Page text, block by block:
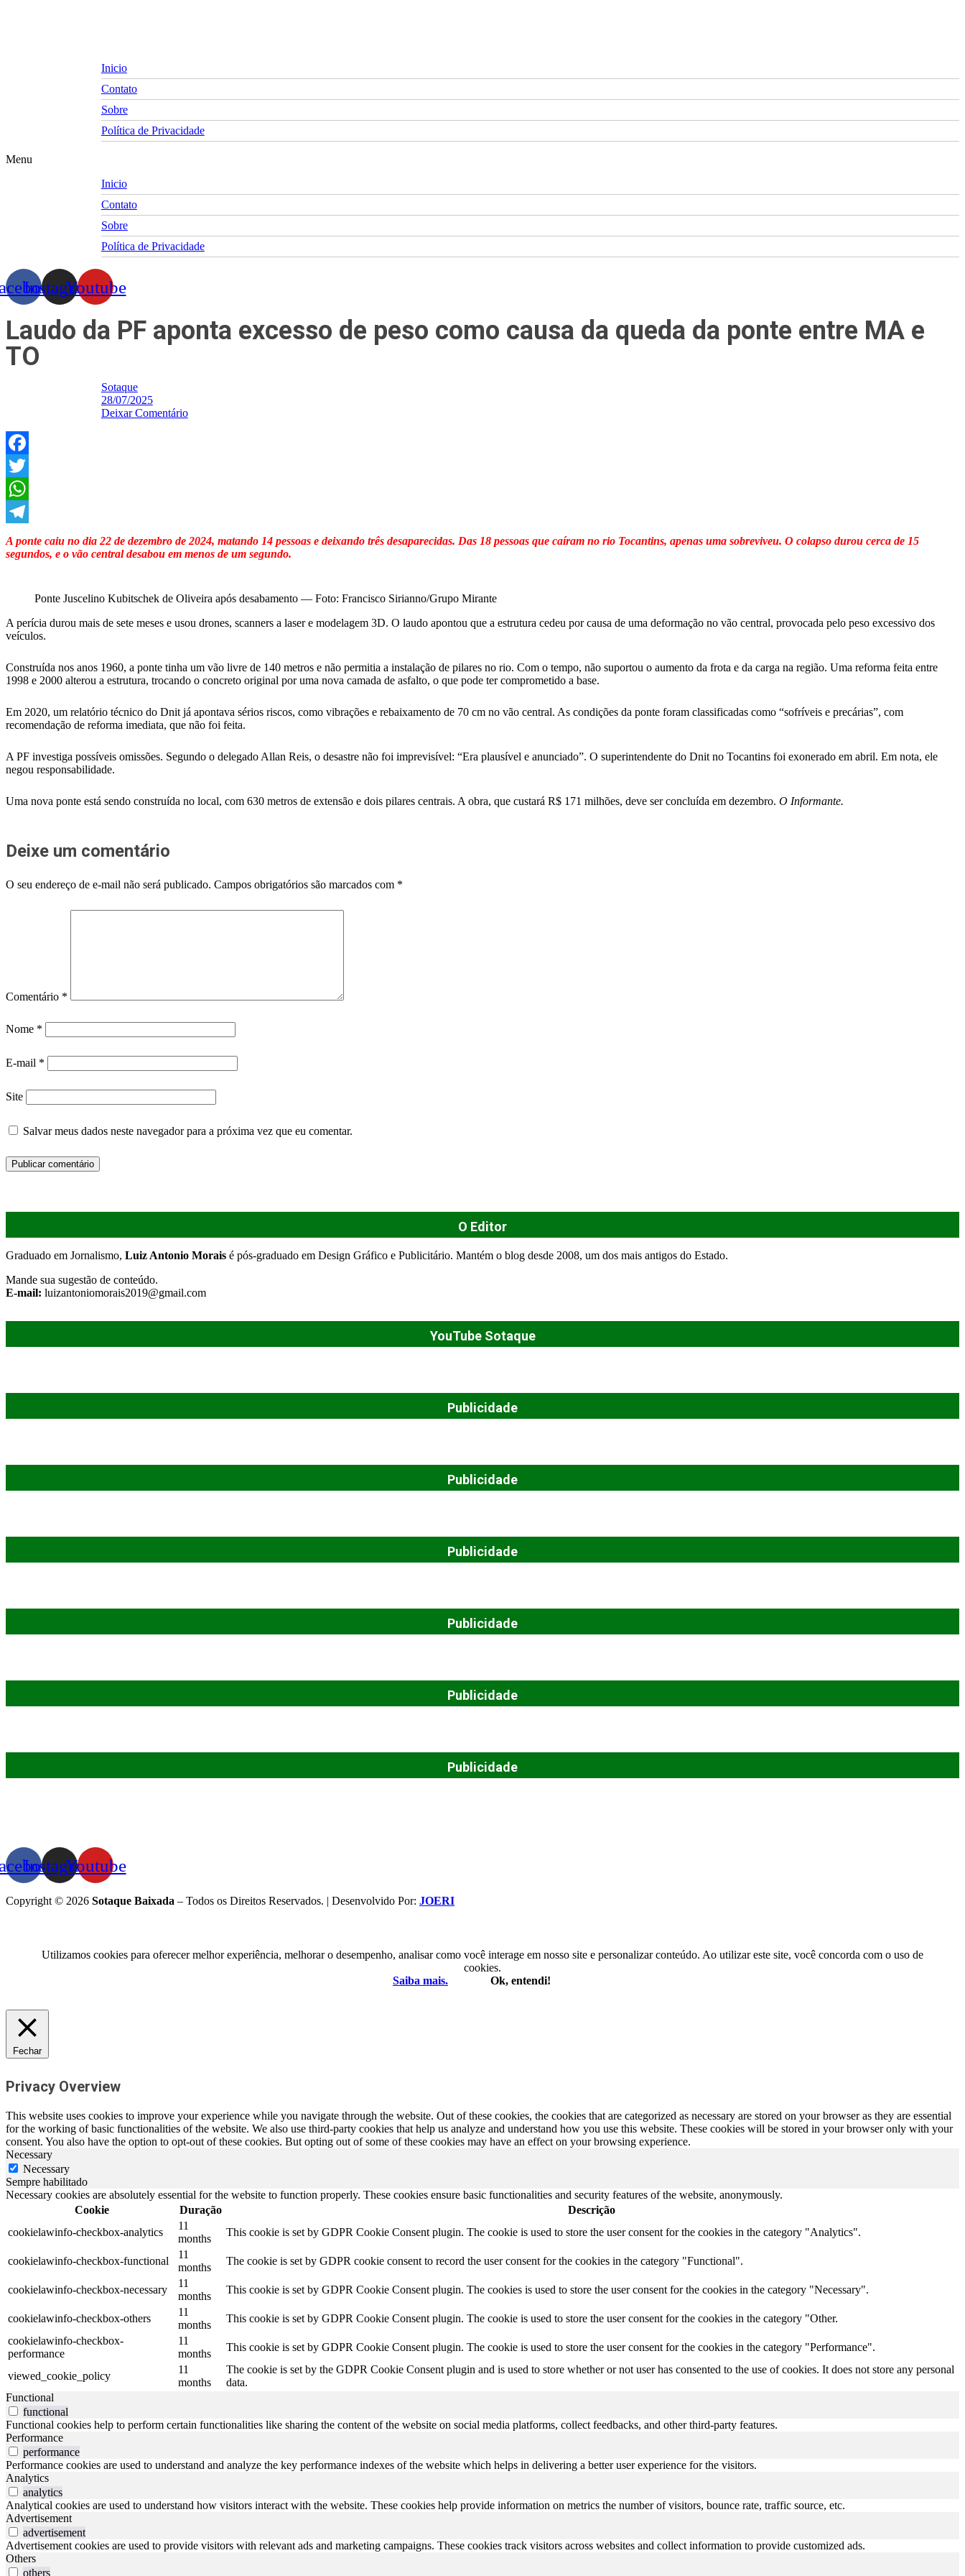
Inicio
Contato
Sobre
Política de Privacidade
Menu
Inicio
Contato
Sobre
Política de Privacidade
InstagramYoutube
Laudo da PF aponta excesso de peso como causa da queda da ponte entre MA e
TO
Sotaque
28/07/2025
Deixar Comentário
Facebook
Twitter
WhatsApp
Telegram
A ponte caiu no dia 22 de dezembro de 2024, matando 14 pessoas e deixando três desaparecidas. Das 18 pessoas que caíram no rio Tocantins, apenas uma sobreviveu. O colapso durou cerca de 15
segundos, e o vão central desabou em menos de um segundo.
Ponte Juscelino Kubitschek de Oliveira após desabamento — Foto: Francisco Sirianno/Grupo Mirante
A perícia durou mais de sete meses e usou drones, scanners a laser e modelagem 3D. O laudo apontou que a estrutura cedeu por causa de uma deformação no vão central, provocada pelo peso excessivo dos
veículos.
Construída nos anos 1960, a ponte tinha um vão livre de 140 metros e não permitia a instalação de pilares no rio. Com o tempo, não suportou o aumento da frota e da carga na região. Uma reforma feita entre
1998 e 2000 alterou a estrutura, trocando o concreto original por uma nova camada de asfalto, o que pode ter comprometido a base.
Em 2020, um relatório técnico do Dnit já apontava sérios riscos, como vibrações e rebaixamento de 70 cm no vão central. As condições da ponte foram classificadas como “sofríveis e precárias”, com
recomendação de reforma imediata, que não foi feita.
A PF investiga possíveis omissões. Segundo o delegado Allan Reis, o desastre não foi imprevisível: “Era plausível e anunciado”. O superintendente do Dnit no Tocantins foi exonerado em abril. Em nota, ele
negou responsabilidade.
Uma nova ponte está sendo construída no local, com 630 metros de extensão e dois pilares centrais. A obra, que custará R$ 171 milhões, deve ser concluída em dezembro. O Informante.
Deixe um comentário
O seu endereço de e-mail não será publicado. Campos obrigatórios são marcados com *
Comentário *
Nome *
E-mail *
Site
Salvar meus dados neste navegador para a próxima vez que eu comentar.
O Editor
Graduado em Jornalismo, Luiz Antonio Morais é pós-graduado em Design Gráfico e Publicitário. Mantém o blog desde 2008, um dos mais antigos do Estado.
Mande sua sugestão de conteúdo.
E-mail: luizantoniomorais2019@gmail.com
YouTube Sotaque
Publicidade
Publicidade
Publicidade
Publicidade
Publicidade
Publicidade
InstagramYoutube
Copyright © 2026 Sotaque Baixada – Todos os Direitos Reservados. | Desenvolvido Por: JOERI
Utilizamos cookies para oferecer melhor experiência, melhorar o desempenho, analisar como você interage em nosso site e personalizar conteúdo. Ao utilizar este site, você concorda com o uso de
cookies.
Saiba mais.
Ok, entendi!
Fechar
Privacy Overview
This website uses cookies to improve your experience while you navigate through the website. Out of these cookies, the cookies that are categorized as necessary are stored on your browser as they are essential
for the working of basic functionalities of the website. We also use third-party cookies that help us analyze and understand how you use this website. These cookies will be stored in your browser only with your
consent. You also have the option to opt-out of these cookies. But opting out of some of these cookies may have an effect on your browsing experience.
Necessary
Necessary
Sempre habilitado
Necessary cookies are absolutely essential for the website to function properly. These cookies ensure basic functionalities and security features of the website, anonymously.
Cookie
Duração
Descrição
cookielawinfo-checkbox-analytics
11
months
This cookie is set by GDPR Cookie Consent plugin. The cookie is used to store the user consent for the cookies in the category "Analytics".
cookielawinfo-checkbox-functional
11
months
The cookie is set by GDPR cookie consent to record the user consent for the cookies in the category "Functional".
cookielawinfo-checkbox-necessary
11
months
This cookie is set by GDPR Cookie Consent plugin. The cookies is used to store the user consent for the cookies in the category "Necessary".
cookielawinfo-checkbox-others
11
months
This cookie is set by GDPR Cookie Consent plugin. The cookie is used to store the user consent for the cookies in the category "Other.
cookielawinfo-checkbox-
performance
11
months
This cookie is set by GDPR Cookie Consent plugin. The cookie is used to store the user consent for the cookies in the category "Performance".
viewed_cookie_policy
11
months
The cookie is set by the GDPR Cookie Consent plugin and is used to store whether or not user has consented to the use of cookies. It does not store any personal
data.
Functional
functional
Functional cookies help to perform certain functionalities like sharing the content of the website on social media platforms, collect feedbacks, and other third-party features.
Performance
performance
Performance cookies are used to understand and analyze the key performance indexes of the website which helps in delivering a better user experience for the visitors.
Analytics
analytics
Analytical cookies are used to understand how visitors interact with the website. These cookies help provide information on metrics the number of visitors, bounce rate, traffic source, etc.
Advertisement
advertisement
Advertisement cookies are used to provide visitors with relevant ads and marketing campaigns. These cookies track visitors across websites and collect information to provide customized ads.
Others
others